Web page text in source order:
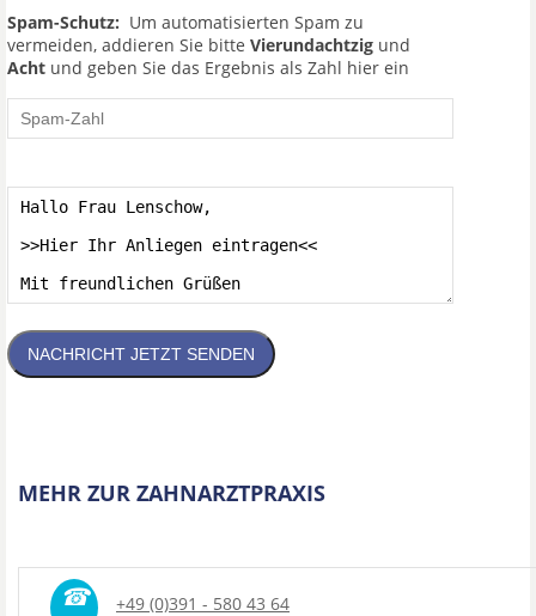
Spam-Schutz: Um automatisierten Spam zu
vermeiden, addieren Sie bitte Vierundachtzig und
Acht und geben Sie das Ergebnis als Zahl hier ein
NACHRICHT JETZT SENDEN
MEHR ZUR ZAHNARZTPRAXIS
☎ +49 (0)391 - 580 43 64